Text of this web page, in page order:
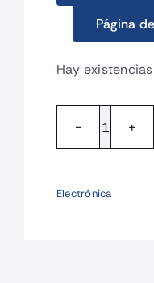
Página
Hay existencias
Electrónica